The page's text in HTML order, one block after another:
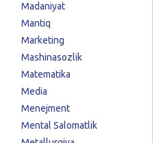
Madaniyat
Mantiq
Marketing
Mashinasozlik
Matematika
Media
Menejment
Mental Salomatlik